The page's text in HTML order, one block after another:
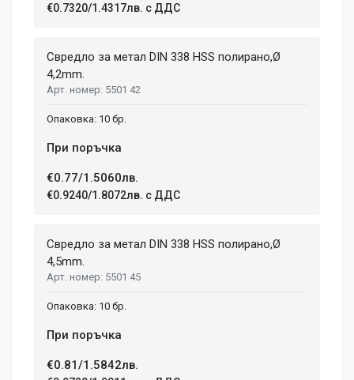
€0.7320/1.4317лв. с ДДС
Свредло за метал DIN 338 HSS полирано,Ø
4,2mm.
5501 42
10 бр.
При поръчка
€0.77/1.5060лв.
€0.9240/1.8072лв. с ДДС
Свредло за метал DIN 338 HSS полирано,Ø
4,5mm.
5501 45
10 бр.
При поръчка
€0.81/1.5842лв.